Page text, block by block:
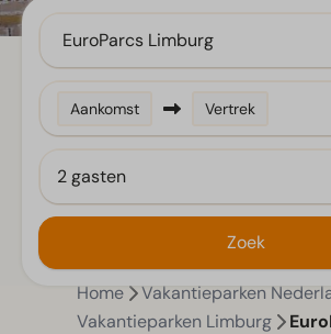
EuroParcs Limburg
Aankomst Vertrek
2 gasten
Zoek
Home
Vakantieparken
Vakantieparken Limburg